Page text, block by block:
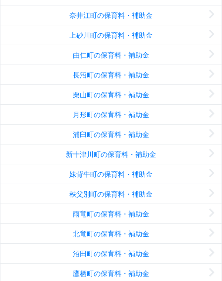
奈井江町の保育料・補助金
上砂川町の保育料・補助金
由仁町の保育料・補助金
長沼町の保育料・補助金
栗山町の保育料・補助金
月形町の保育料・補助金
浦臼町の保育料・補助金
新十津川町の保育料・補助金
妹背牛町の保育料・補助金
秩父別町の保育料・補助金
雨竜町の保育料・補助金
北竜町の保育料・補助金
沼田町の保育料・補助金
鷹栖町の保育料・補助金